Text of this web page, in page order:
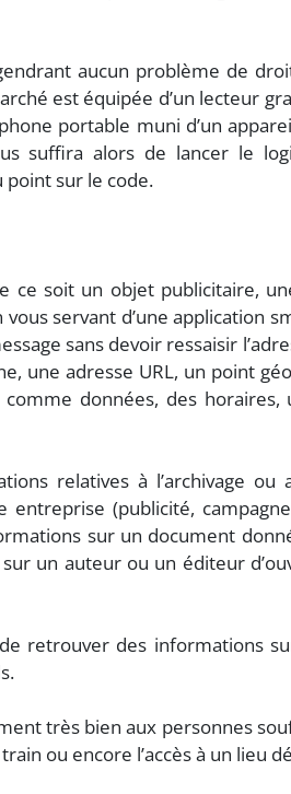
aucun problème de
est équipée d’un lecteur
portable muni d’un
suffira alors de lancer le
sur le code.
ce soit un objet publicitaire,
servant d’une application
sans devoir ressaisir
une adresse URL, un point
données, des
relatives à l’archivage
(publicité,
sur un document
un auteur ou un éditeur
retrouver des informations
très bien aux personnes
ou encore l’accès à un lieu